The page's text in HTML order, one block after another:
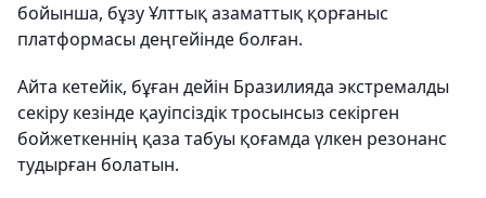
бойынша, бұзу Ұлттық азаматтық қорғаныс
платформасы деңгейінде болған.
Айта кетейік, бұған дейін Бразилияда экстремалды
секіру кезінде қауіпсіздік тросынсыз секірген
бойжеткеннің қаза табуы қоғамда үлкен резонанс
тудырған болатын.